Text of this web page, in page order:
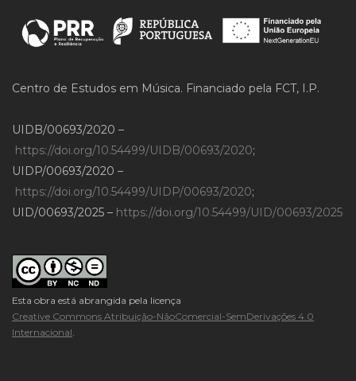
Centro de Estudos em Música. Financiado pela FCT, I.P.
UIDB/00693/2020 –
https://doi.org/10.54499/UIDB/00693/2020;
UIDP/00693/2020 –
https://doi.org/10.54499/UIDP/00693/2020;
UID/00693/2025 – https://doi.org/10.54499/UID/00693/2025
Esta obra está abrangida pela licença
Creative Commons Atribuição-NãoComercial-SemDerivações 4.0
Internacional